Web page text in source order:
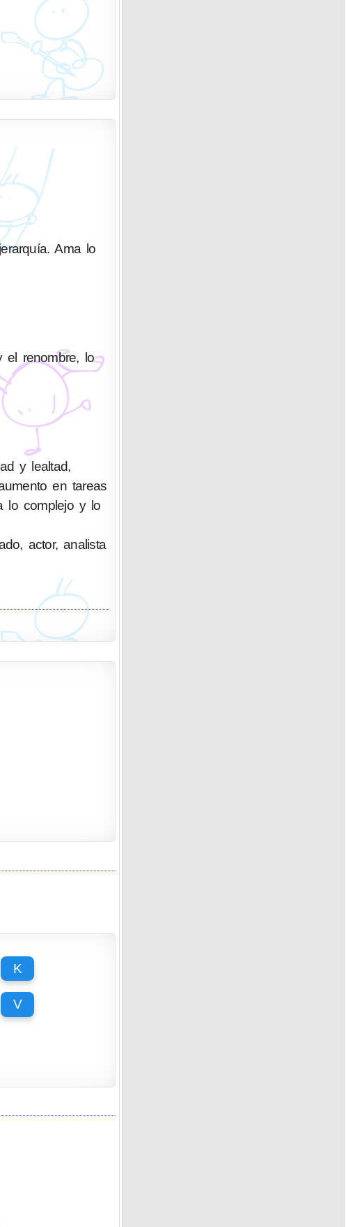
Ama lo
el renombre, lo
y lealtad,
en tareas
lo complejo y lo
actor, analista
K
V